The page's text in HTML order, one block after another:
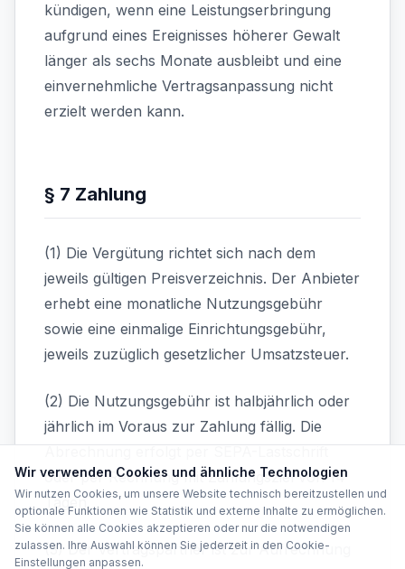
kündigen, wenn eine Leistungserbringung
aufgrund eines Ereignisses höherer Gewalt
länger als sechs Monate ausbleibt und eine
einvernehmliche Vertragsanpassung nicht
erzielt werden kann.
§ 7 Zahlung
(1) Die Vergütung richtet sich nach dem
jeweils gültigen Preisverzeichnis. Der Anbieter
erhebt eine monatliche Nutzungsgebühr
sowie eine einmalige Einrichtungsgebühr,
jeweils zuzüglich gesetzlicher Umsatzsteuer.
(2) Die Nutzungsgebühr ist halbjährlich oder
jährlich im Voraus zur Zahlung fällig. Die
oder per Rechnung mit Zahlungsziel von 14
Tagen.
(3) Der Vertragspartner ist zur Aufrechnung
Wir verwenden Cookies und ähnliche Technologien
Wir nutzen Cookies, um unsere Website technisch bereitzustellen und
optionale Funktionen wie Statistik und externe Inhalte zu ermöglichen.
Sie können alle Cookies akzeptieren oder nur die notwendigen
zulassen. Ihre Auswahl können Sie jederzeit in den Cookie-
Einstellungen anpassen.